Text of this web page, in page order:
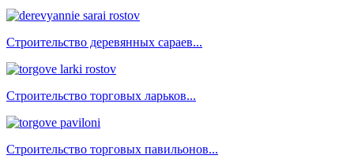
Строительство деревянных сараев...
Строительство торговых ларьков...
Строительство торговых павильонов...